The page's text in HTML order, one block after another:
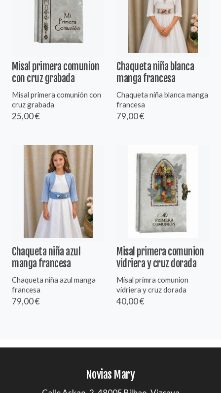
Misal primera comunion
con cruz grabada
Misal primera comunión con
cruz grabada
25,00 €
Chaqueta niña blanca
manga francesa
Chaqueta niña blanca manga
francesa
79,00 €
Chaqueta niña azul
manga francesa
Chaqueta niña azul manga
francesa
79,00 €
Misal primera comunion
vidriera y cruz dorada
Misal primra comunion
vidriera y cruz dorada
40,00 €
Novias Mary